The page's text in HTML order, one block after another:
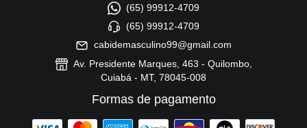
(65) 99912-4709
(65) 99912-4709
cabidemasculino99@gmail.com
Av. Presidente Marques, 463 - Quilombo,
Cuiabá - MT, 78045-008
Formas de pagamento